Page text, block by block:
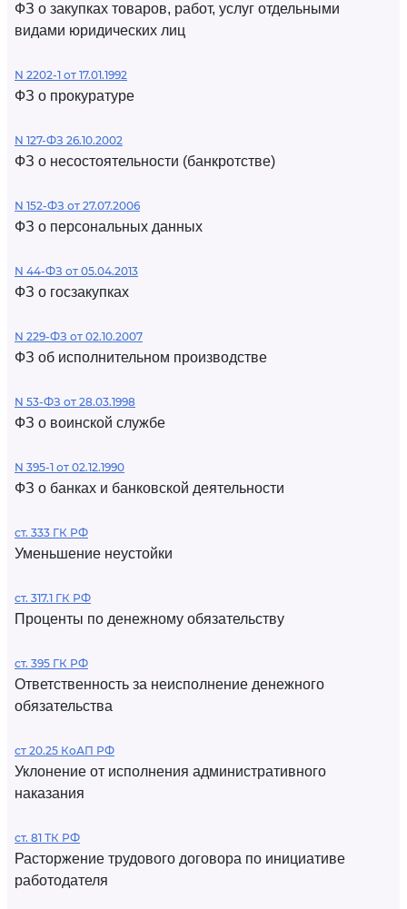
ФЗ о закупках товаров, работ, услуг отдельными
видами юридических лиц
N 2202-1 от 17.01.1992
ФЗ о прокуратуре
N 127-ФЗ 26.10.2002
ФЗ о несостоятельности (банкротстве)
N 152-ФЗ от 27.07.2006
ФЗ о персональных данных
N 44-ФЗ от 05.04.2013
ФЗ о госзакупках
N 229-ФЗ от 02.10.2007
ФЗ об исполнительном производстве
N 53-ФЗ от 28.03.1998
ФЗ о воинской службе
N 395-1 от 02.12.1990
ФЗ о банках и банковской деятельности
ст. 333 ГК РФ
Уменьшение неустойки
ст. 317.1 ГК РФ
Проценты по денежному обязательству
ст. 395 ГК РФ
Ответственность за неисполнение денежного
обязательства
ст 20.25 КоАП РФ
Уклонение от исполнения административного
наказания
ст. 81 ТК РФ
Расторжение трудового договора по инициативе
работодателя